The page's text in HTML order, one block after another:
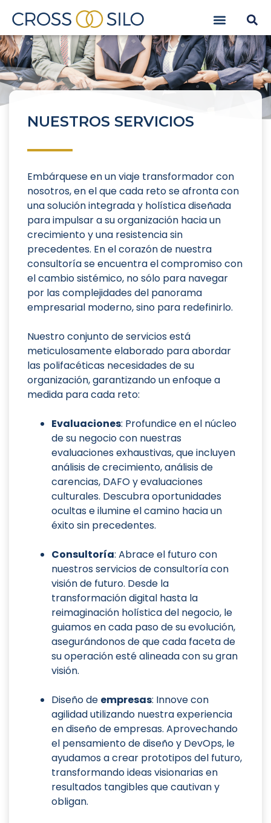
NUESTROS SERVICIOS
Embárquese en un viaje transformador con
nosotros, en el que cada reto se afronta con
una solución integrada y holística diseñada
para impulsar a su organización hacia un
crecimiento y una resistencia sin
precedentes. En el corazón de nuestra
consultoría se encuentra el compromiso con
el cambio sistémico, no sólo para navegar
por las complejidades del panorama
empresarial moderno, sino para redefinirlo.
Nuestro conjunto de servicios está
meticulosamente elaborado para abordar
las polifacéticas necesidades de su
organización, garantizando un enfoque a
medida para cada reto:
Evaluaciones: Profundice en el núcleo
de su negocio con nuestras
evaluaciones exhaustivas, que incluyen
análisis de crecimiento, análisis de
carencias, DAFO y evaluaciones
culturales. Descubra oportunidades
ocultas e ilumine el camino hacia un
éxito sin precedentes.
Consultoría: Abrace el futuro con
nuestros servicios de consultoría con
visión de futuro. Desde la
transformación digital hasta la
reimaginación holística del negocio, le
guiamos en cada paso de su evolución,
asegurándonos de que cada faceta de
su operación esté alineada con su gran
visión.
Diseño de empresas: Innove con
agilidad utilizando nuestra experiencia
en diseño de empresas. Aprovechando
el pensamiento de diseño y DevOps, le
ayudamos a crear prototipos del futuro,
transformando ideas visionarias en
resultados tangibles que cautivan y
obligan.